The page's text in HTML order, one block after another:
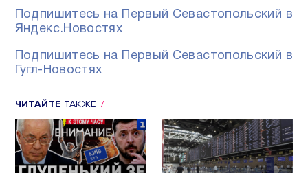
Подпишитесь на Первый Севастопольский в
Яндекс.Новостях
Подпишитесь на Первый Севастопольский в
Гугл-Новостях
ЧИТАЙТЕ ТАКЖЕ